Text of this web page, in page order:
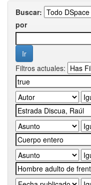
Buscar:
por
Filtros actuales: